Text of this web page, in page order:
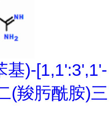
基)-[1,1':3',1'-
(羧肟酰胺)三